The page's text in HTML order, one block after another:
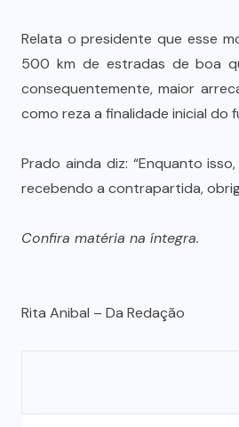
Relata o presidente que esse
500 km de estradas de boa
consequentemente, maior
como reza a finalidade inicial do
Prado ainda diz: “Enquanto
recebendo a contrapartida,
Confira matéria na íntegra.
Rita Anibal – Da Redação
Advogada é
jurisprudência
7 DE